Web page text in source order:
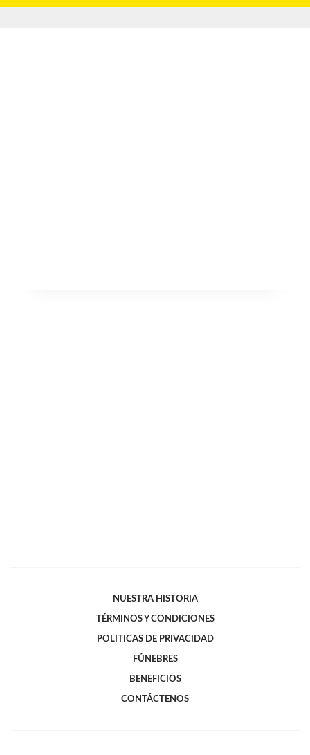
NUESTRA HISTORIA
TÉRMINOS Y CONDICIONES
POLITICAS DE PRIVACIDAD
FÚNEBRES
BENEFICIOS
CONTÁCTENOS